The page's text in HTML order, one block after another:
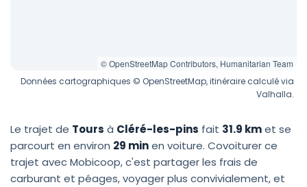
© OpenStreetMap Contributors, Humanitarian Team
Données cartographiques © OpenStreetMap, itinéraire calculé via
Valhalla.
Le trajet de Tours à Cléré-les-pins fait 31.9 kmet se
parcourt en environ 29 minen voiture. Covoiturer ce
trajet avec Mobicoop, c'est partager les frais de
carburant et péages, voyager plus convivialement, et